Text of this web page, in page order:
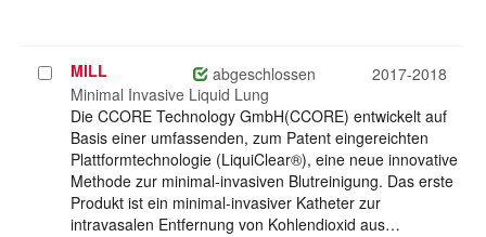
Projekt
auswählen
MILL abgeschlossen
2017-2018
Minimal Invasive Liquid Lung
Die CCORE Technology GmbH(CCORE) entwickelt auf
Basis einer umfassenden, zum Patent eingereichten
Plattformtechnologie (LiquiClear®), eine neue innovative
Methode zur minimal-invasiven Blutreinigung. Das erste
Produkt ist ein minimal-invasiver Katheter zur
intravasalen Entfernung von Kohlendioxid aus…